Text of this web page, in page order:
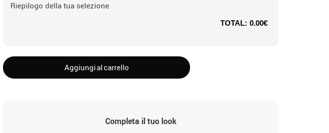
Riepilogo della tua selezione
TOTAL: 0.00€
Aggiungi al carrello
Completa il tuo look